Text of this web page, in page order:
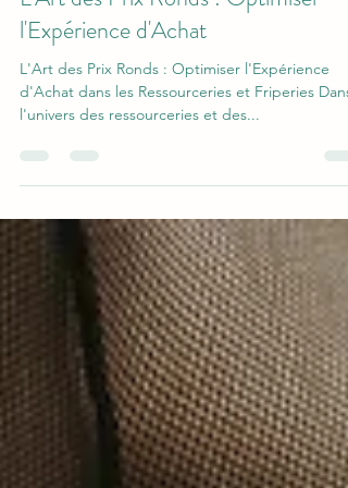
L'Art des Prix Ronds : Optimiser
l'Expérience d'Achat
L'Art des Prix Ronds : Optimiser l'Expérience
l'univers des ressourceries et des...